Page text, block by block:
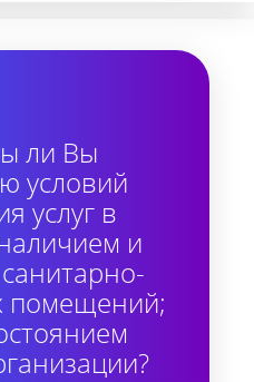
ли Вы
условий
услуг в
и
помещений;